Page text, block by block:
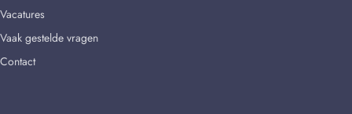
Vacatures
Vaak gestelde vragen
Contact